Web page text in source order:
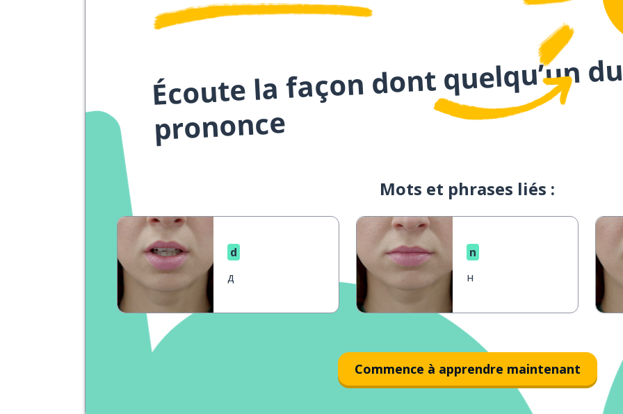
Écoute la façon dont quelqu’un
prononce
Mots et phrases liés :
d
д
n
н
Commence à apprendre maintenant